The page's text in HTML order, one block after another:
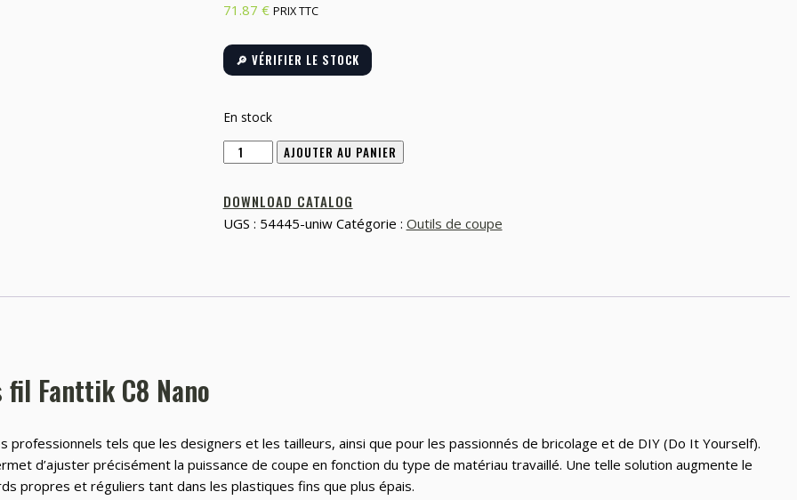
71.87 € PRIX TTC
🔎 VÉRIFIER LE STOCK
En stock
quantité
Fanttik
C8
découpe
AJOUTER AU PANIER
DOWNLOAD CATALOG
UGS : 54445-uniw Catégorie : Outils de coupe
Fanttik C8 Nano
professionnels tels que les designers et les tailleurs, ainsi que pour les passionnés de bricolage et de DIY (Do It Yourself).
d’ajuster précisément la puissance de coupe en fonction du type de matériau travaillé. Une telle solution augmente le
propres et réguliers tant dans les plastiques fins que plus épais.